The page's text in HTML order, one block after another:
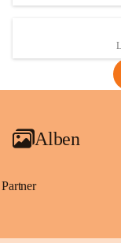
1 Seite•1,4 MB
VBl. EU Nr.
Alben
Partner